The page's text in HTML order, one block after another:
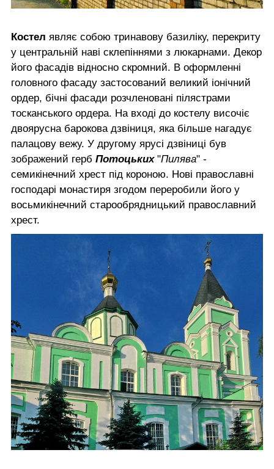
Костел являє собою тринавову базиліку, перекриту
у центральній наві склепіннями з люкарнами. Декор
його фасадів відносно скромний. В оформленні
головного фасаду застосований великий іонічний
ордер, бічні фасади розчленовані пілястрами
тосканського ордера. На вході до костелу височіє
двоярусна барокова дзвіниця, яка більше нагадує
палацову вежу. У другому ярусі дзвіниці був
зображений герб Потоцьких "Пилява" -
семикінечний хрест під короною. Нові православні
господарі монастиря згодом переробили його у
восьмикінечний старообрядницький православний
хрест.